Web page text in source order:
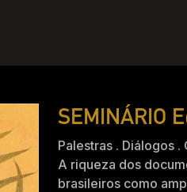
SEMINÁRIO
Palestras . Diálogos .
A riqueza dos
brasileiros como